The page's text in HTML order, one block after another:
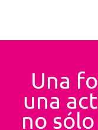
Una
una
no